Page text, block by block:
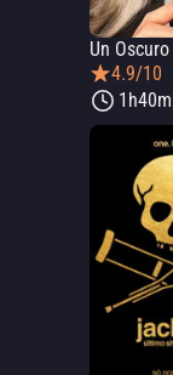
Un
4.9/10